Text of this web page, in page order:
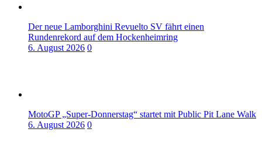
Der neue Lamborghini Revuelto SV fährt einen
Rundenrekord auf dem Hockenheimring
6. August 2026 0
MotoGP „Super-Donnerstag“ startet mit Public Pit Lane Walk
6. August 2026 0